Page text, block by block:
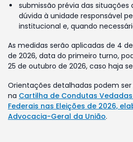
submissão prévia das situações
dúvida à unidade responsável
institucional e, quando
As medidas serão aplicadas de 4
de 2026, data do primeiro turno,
25 de outubro de 2026, caso haja
Orientações detalhadas podem
na Cartilha de Condutas
Federais nas Eleições de 2026,
Advocacia-Geral da União.